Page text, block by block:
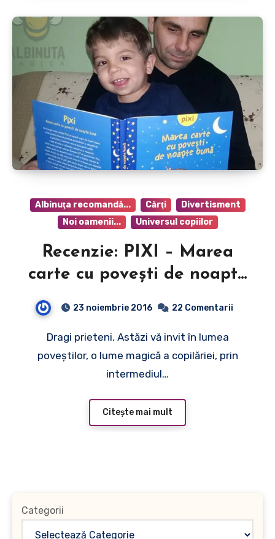
Albinuţa recomandă... Cărţi
Divertisment
Noi oamenii...
Universul copiilor
Recenzie: PIXI – Marea
carte cu poveşti de noapte
bună de la Grupul Editorial
23 noiembrie 2016 22 Comentarii
Dragi prieteni. Astăzi vă invit în lumea
poveştilor, o lume magică a copilăriei, prin
intermediul…
Citește mai mult
Categorii